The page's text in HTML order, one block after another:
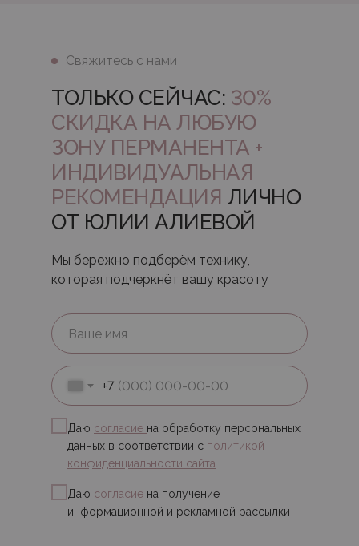
Свяжитесь с нами
ТОЛЬКО СЕЙЧАС: 30%
СКИДКА НА ЛЮБУЮ
ЗОНУ ПЕРМАНЕНТА +
ИНДИВИДУАЛЬНАЯ
РЕКОМЕНДАЦИЯ ЛИЧНО
ОТ ЮЛИИ АЛИЕВОЙ
Мы бережно подберём технику,
которая подчеркнёт вашу красоту
+7
Даю согласие на обработку персональных
данных в соответствии с политикой
конфиденциальности сайта
Даю согласие на получение
информационной и рекламной рассылки